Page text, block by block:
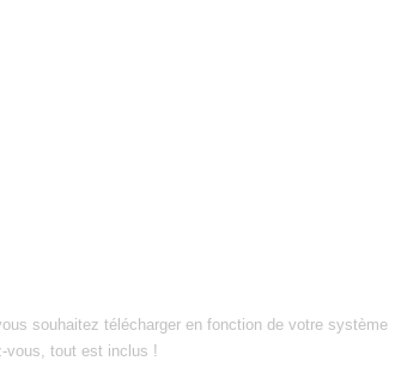
souhaitez télécharger en fonction de votre système
vous, tout est inclus !